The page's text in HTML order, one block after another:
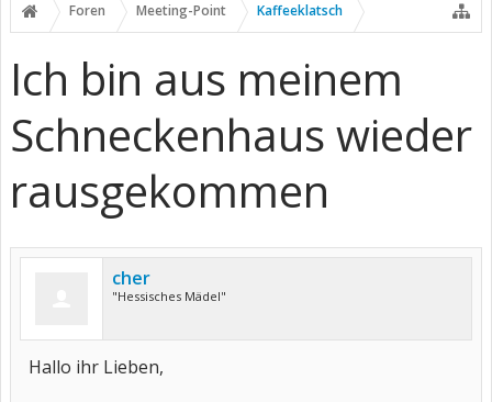
Foren Meeting-Point Kaffeeklatsch
Ich bin aus meinem
Schneckenhaus wieder
rausgekommen
cher
"Hessisches Mädel"
Hallo ihr Lieben,